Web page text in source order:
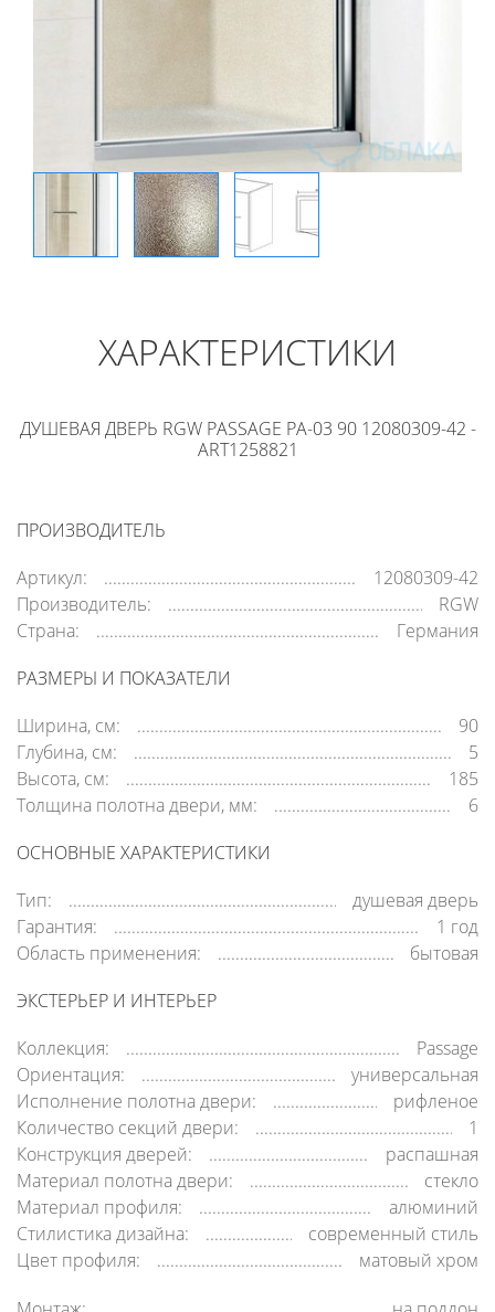
ХАРАКТЕРИСТИКИ
ДУШЕВАЯ ДВЕРЬ RGW PASSAGE PA-03 90 12080309-42 -
ART1258821
ПРОИЗВОДИТЕЛЬ
Артикул:
12080309-42
Производитель:
RGW
Страна:
Германия
РАЗМЕРЫ И ПОКАЗАТЕЛИ
Ширина, см:
90
Глубина, см:
5
Высота, см:
185
Толщина полотна двери, мм:
6
ОСНОВНЫЕ ХАРАКТЕРИСТИКИ
Тип:
душевая дверь
Гарантия:
1 год
Область применения:
бытовая
ЭКСТЕРЬЕР И ИНТЕРЬЕР
Коллекция:
Passage
Ориентация:
универсальная
Исполнение полотна двери:
рифленое
Количество секций двери:
1
Конструкция дверей:
распашная
Материал полотна двери:
стекло
Материал профиля:
алюминий
Стилистика дизайна:
современный стиль
Цвет профиля:
матовый хром